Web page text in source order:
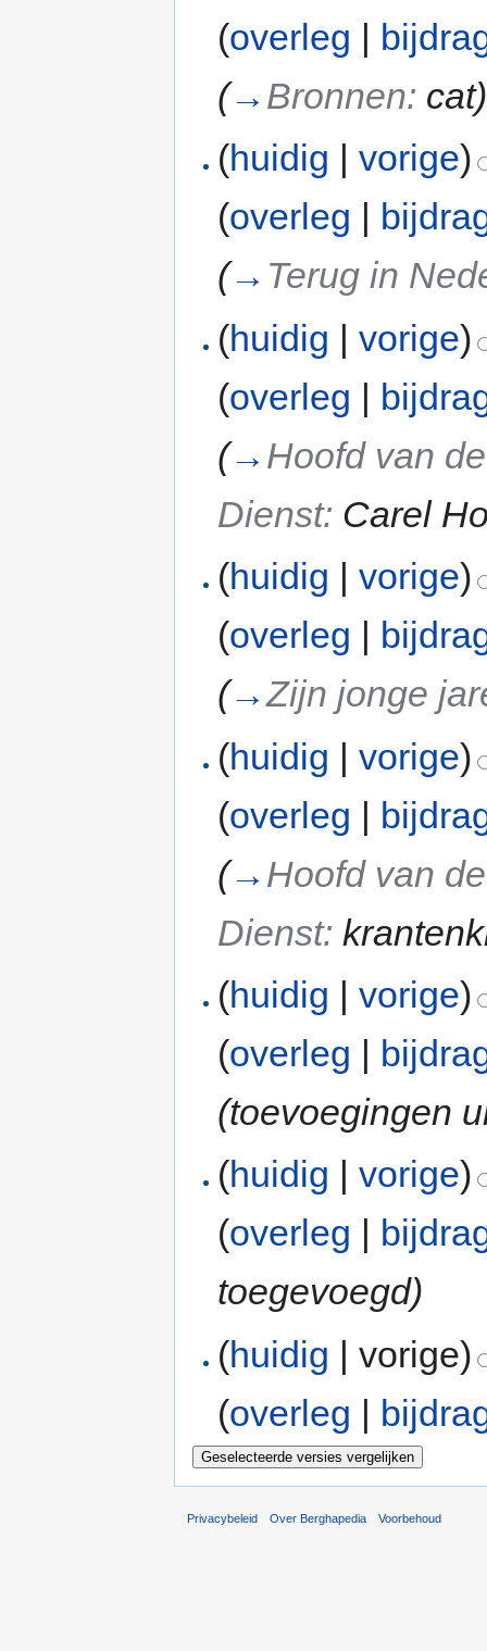
(overleg |
(→ Bronnen: cat)
(huidig |vorige)
(overleg
(→ Terug in
(huidig |vorige)
(overleg |
(→ Hoofd van
Dienst: Carel
(huidig |vorige)
(overleg |
(→Zijn jonge
(huidig |vorige)
(overleg |
(→ Hoofd van
Dienst:
(huidig |vorige)
(overleg |
(toevoegingen
(huidig |vorige)
(overleg
toegevoegd)
(huidig | vorige)
(overleg |
Privacybeleid Over Berghapedia Voorbehoud